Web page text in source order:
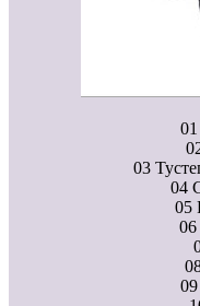
03
04
05
06